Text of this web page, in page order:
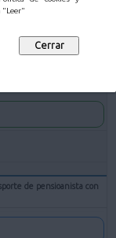
"Leer"
de pensioanista con